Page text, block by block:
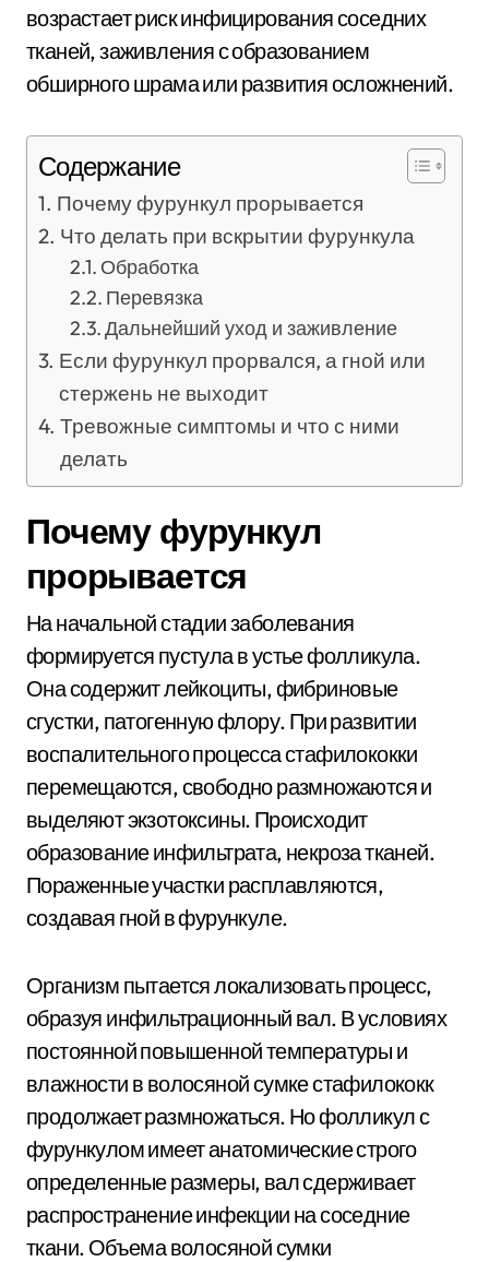
возрастает риск инфицирования соседних
тканей, заживления с образованием
обширного шрама или развития осложнений.
Содержание
Почему фурункул прорывается
Что делать при вскрытии фурункула
Обработка
Перевязка
Дальнейший уход и заживление
Если фурункул прорвался, а гной или
стержень не выходит
Тревожные симптомы и что с ними
делать
Почему фурункул
прорывается
На начальной стадии заболевания
формируется пустула в устье фолликула.
Она содержит лейкоциты, фибриновые
сгустки, патогенную флору. При развитии
воспалительного процесса стафилококки
перемещаются, свободно размножаются и
выделяют экзотоксины. Происходит
образование инфильтрата, некроза тканей.
Пораженные участки расплавляются,
создавая гной в фурункуле.
Организм пытается локализовать процесс,
образуя инфильтрационный вал. В условиях
постоянной повышенной температуры и
влажности в волосяной сумке стафилококк
продолжает размножаться. Но фолликул с
фурункулом имеет анатомические строго
определенные размеры, вал сдерживает
распространение инфекции на соседние
ткани. Объема волосяной сумки